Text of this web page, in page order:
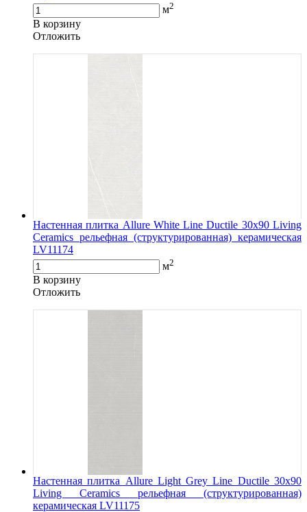
м2
В корзину
Oтложить
Настенная плитка Allure White Line Ductile 30x90 Living
Ceramics рельефная (структурированная) керамическая
LV11174
м2
В корзину
Oтложить
Настенная плитка Allure Light Grey Line Ductile 30x90
Living Ceramics рельефная (структурированная)
керамическая LV11175